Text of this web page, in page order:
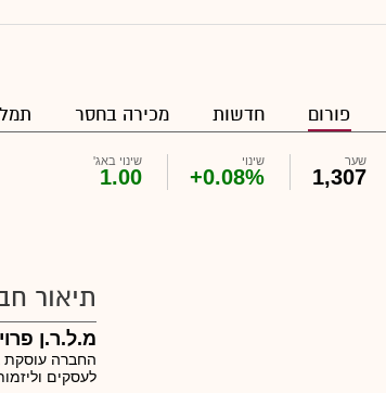
פורום חדשות מכירה בחסר
שער
1,307
שינוי
+0.08%
שינוי באג'
1.00
תיאור
מ.ל.ר.ן
החברה עוסקת
לעסקים